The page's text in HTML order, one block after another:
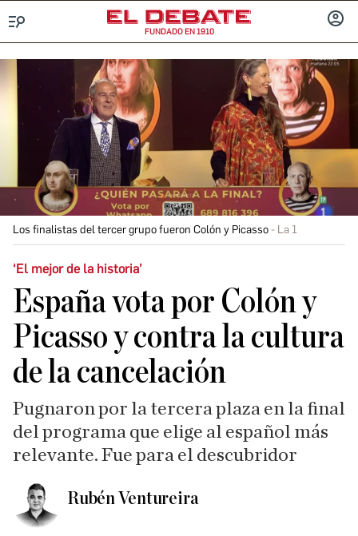
FUNDADO EN 1910
Los finalistas del tercer grupo fueron Colón y Picasso La 1
‘El mejor de la historia’
España vota por Colón y
Picasso y contra la cultura
de la cancelación
Pugnaron por la tercera plaza en la final
del programa que elige al español más
relevante. Fue para el descubridor
Rubén Ventureira